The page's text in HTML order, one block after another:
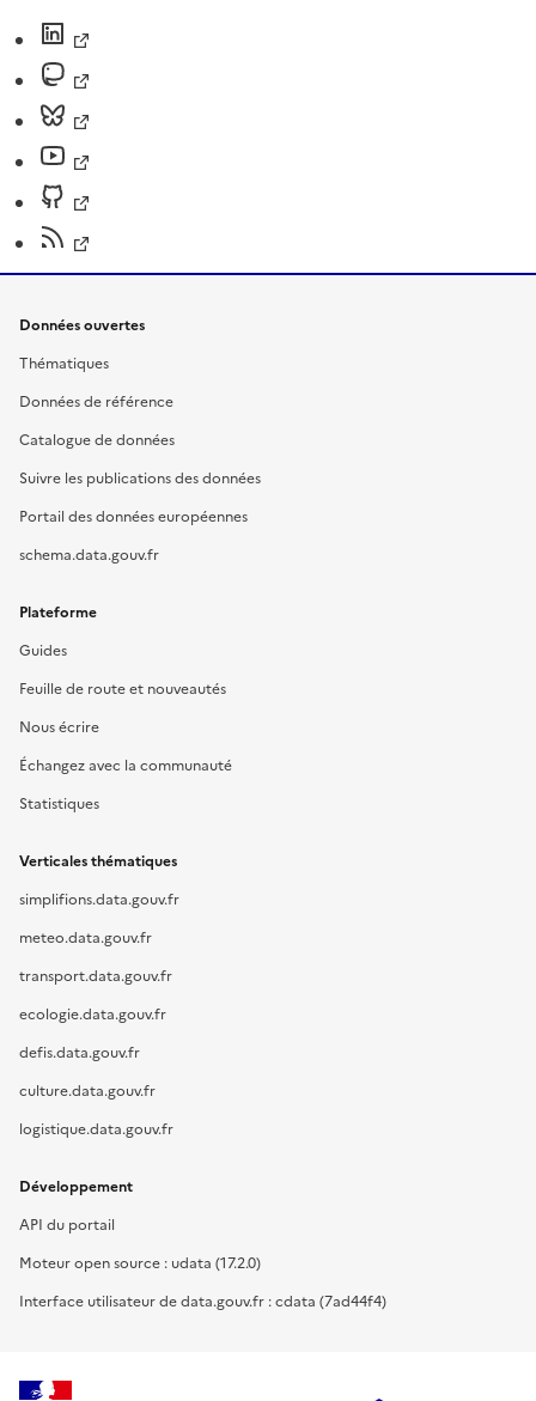
Données ouvertes
Thématiques
Données de référence
Catalogue de données
Suivre les publications des données
Portail des données européennes
schema.data.gouv.fr
Plateforme
Guides
Feuille de route et nouveautés
Nous écrire
Échangez avec la communauté
Statistiques
Verticales thématiques
simplifions.data.gouv.fr
meteo.data.gouv.fr
transport.data.gouv.fr
ecologie.data.gouv.fr
defis.data.gouv.fr
culture.data.gouv.fr
logistique.data.gouv.fr
Développement
API du portail
Moteur open source : udata (17.2.0)
Interface utilisateur de data.gouv.fr : cdata (7ad44f4)